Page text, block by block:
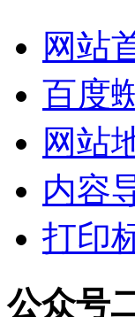
网站
百度
网站
内容
打印
公众号